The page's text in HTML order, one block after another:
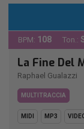
BPM: 108 Ton.:
La Fine Del
Raphael Gualazzi
MULTITRACCIA
MIDI MP3